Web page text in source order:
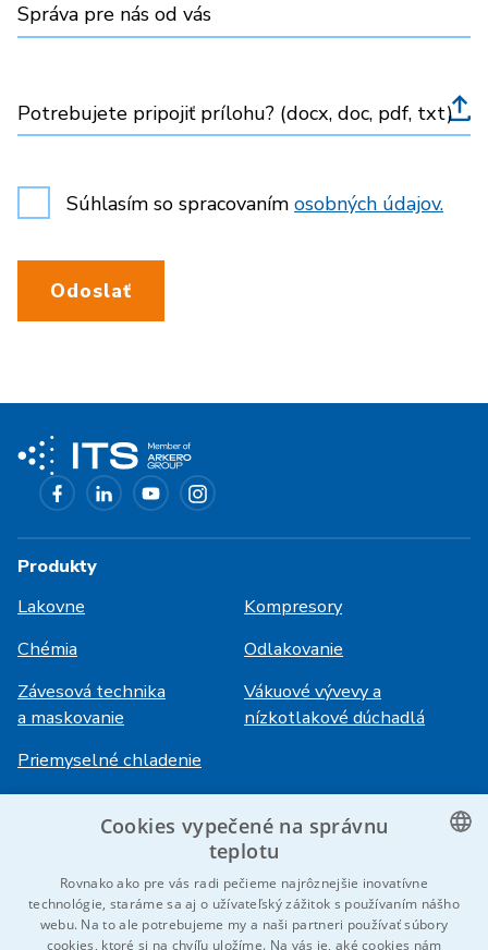
Správa pre nás od vás
Potrebujete pripojiť prílohu? (docx, doc, pdf, txt)
Súhlasím so spracovaním osobných údajov.
Odoslať
Produkty
Lakovne
Kompresory
Chémia
Odlakovanie
Závesová technika
a maskovanie
Vákuové vývevy a
nízkotlakové dúchadlá
Priemyselné chladenie
Kariéra
Prihlásenie
HiVision
Technické listy
CZECH
Cookies vypečené na správnu
teplotu
Rovnako ako pre vás radi pečieme najrôznejšie inovatívne
technológie, staráme sa aj o užívateľský zážitok s používaním nášho
webu. Na to ale potrebujeme my a naši partneri používať súbory
cookies, ktoré si na chvíľu uložíme. Na vás je, aké cookies nám